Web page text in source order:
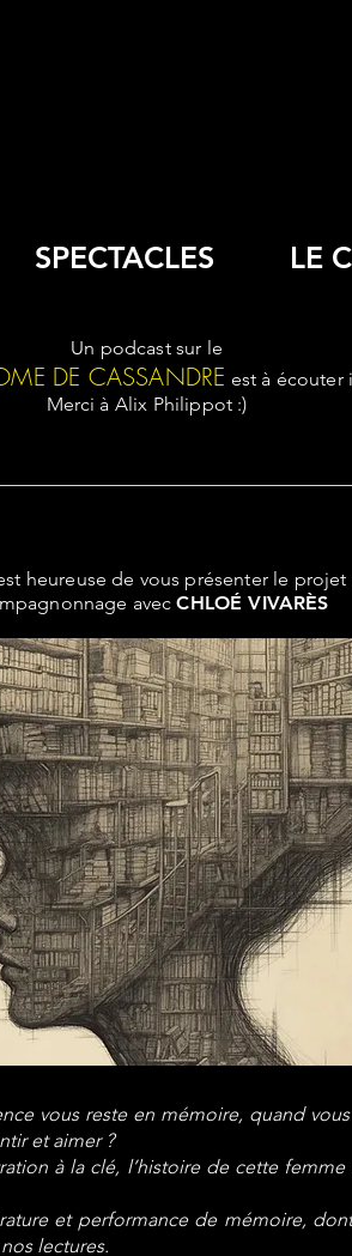
SPECTACLES LE
Un podcast sur le
DE CASSANDRE est à écouter
Merci à Alix Philippot :)
heureuse de vous présenter le
avecCHLOÉ VIVARÈS
vous reste en mémoire, quand
et aimer ?
à la clé, l’histoire de cette femme
et performance de mémoire,
lectures.